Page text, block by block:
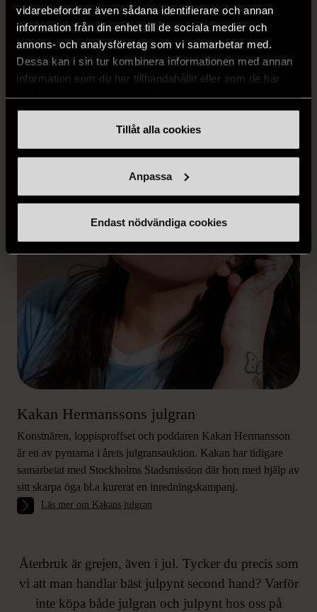
vidarebefordrar även sådana identifierare och annan
information från din enhet till de sociala medier och
annons- och analysföretag som vi samarbetar med.
Dessa kan i sin tur kombinera informationen med annan
information som du har tillhandahållit eller som de har
Tillåt alla cookies
Anpassa
Endast nödvändiga cookies
Frida Thofelt driver instagramkontot och butiken Frida's Finds.
Hon är set-designern med fingertoppskänsla och delar
Stockholms Stadsmissions kärlek till second hand. Vi är glada
att återigen få samarbeta med Frida och kliva in i hennes
pricksäkra inredningsvärld.
Läs mer om Fridas julgran
Kakan Hermanssons julgran
Konstnären, loppisproffset och poddaren Kakan Hermansson
är en av pyntarna i årets julgransauktion. Kakan har tidigare
samarbetat med Stockholms Stadsmission där hon med hjälp av
sitt skarpa öga bl.a kurerat en inredningskampanj.
Läs mer om Kakans julgran
VILL DU KÖPA
Återbruk är grejen, även i jul. Tycker du precis som
vi att man handlar bäst julpynt second hand? Varför
inte köpa både julgran och julpynt hos oss på